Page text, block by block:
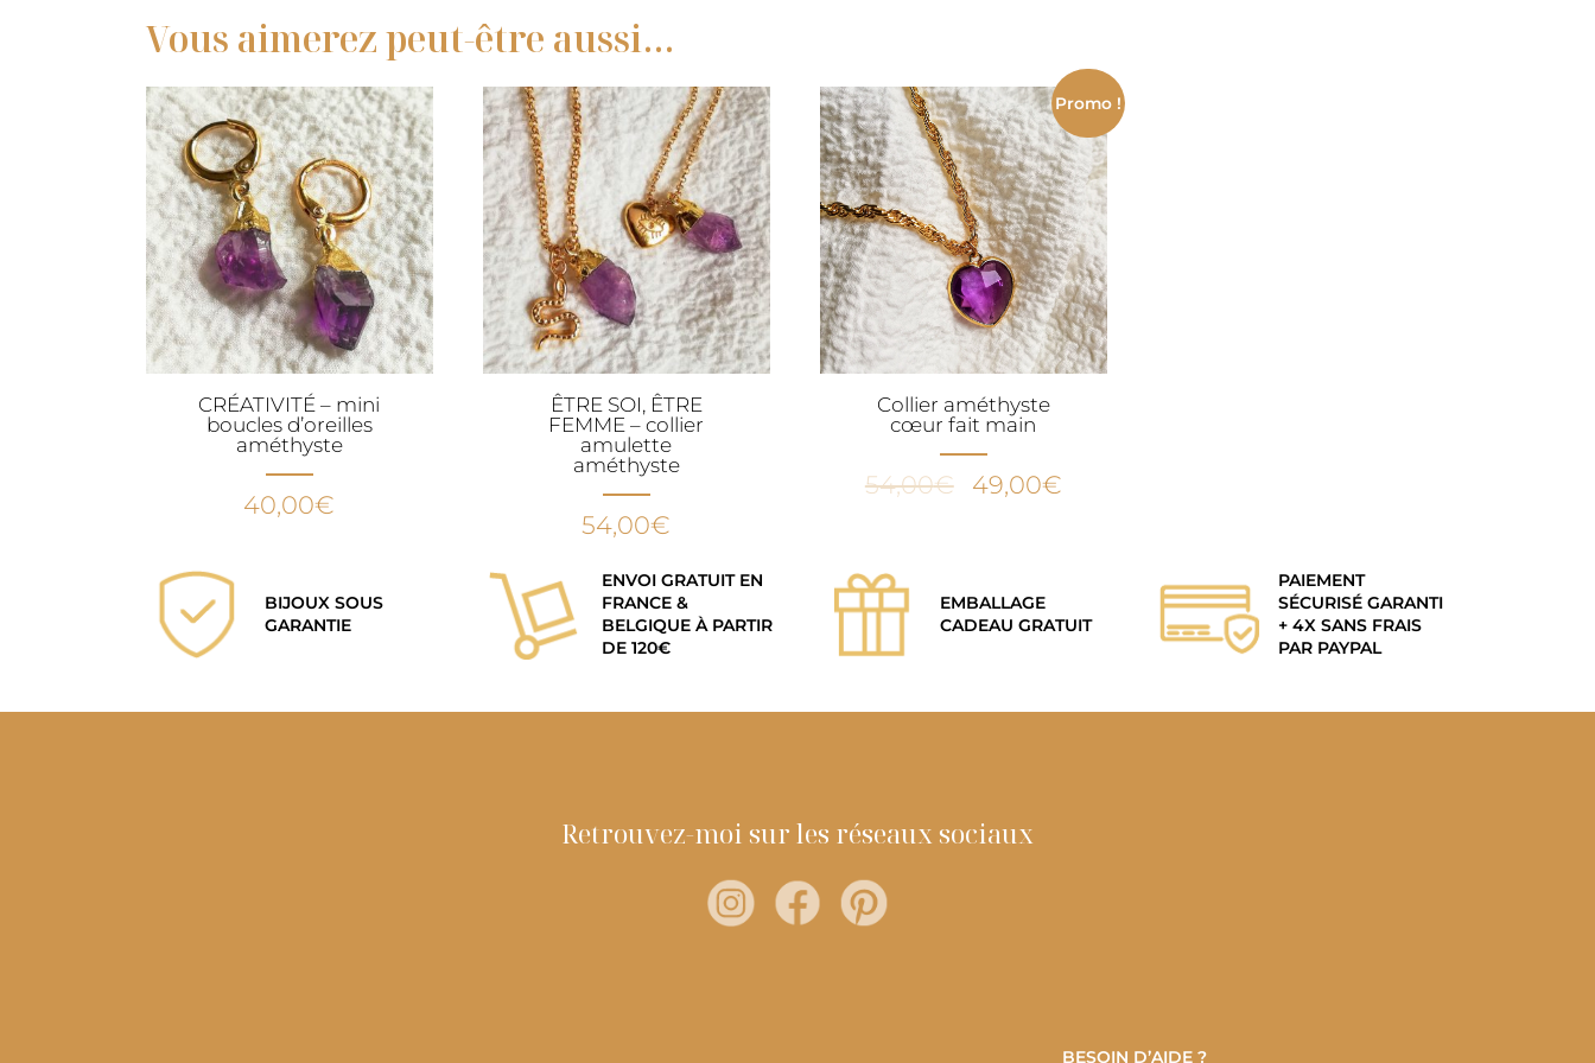
Vous aimerez peut-être aussi…
CRÉATIVITÉ – mini
boucles d’oreilles
améthyste
40,00€
ÊTRE SOI, ÊTRE
FEMME – collier
amulette
améthyste
54,00€
Promo !
Collier améthyste
cœur fait main
54,00€
Le
54,00€.
49,00€Le
BIJOUX SOUS
GARANTIE
ENVOI GRATUIT EN
FRANCE &
BELGIQUE À PARTIR
DE 120€
EMBALLAGE
CADEAU GRATUIT
PAIEMENT
SÉCURISÉ GARANTI
+ 4X SANS FRAIS
PAR PAYPAL
Retrouvez-moi sur les réseaux sociaux
BESOIN D’AIDE ?